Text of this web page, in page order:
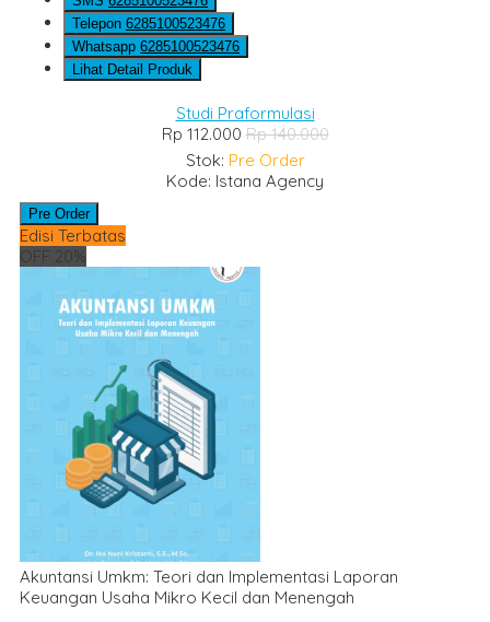
Telepon 6285100523476
Whatsapp 6285100523476
Lihat Detail Produk
Studi Praformulasi
Rp 112.000Rp 140.000
Stok: Pre Order
Kode: Istana Agency
Pre Order
Edisi Terbatas
OFF 20%
Akuntansi Umkm: Teori dan Implementasi Laporan
Keuangan Usaha Mikro Kecil dan Menengah